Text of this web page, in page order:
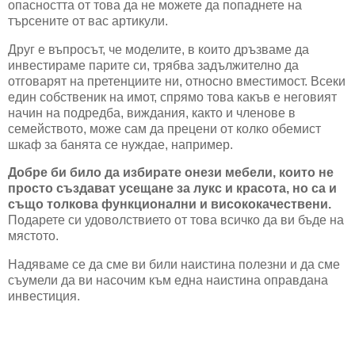
опасността от това да не можете да попаднете на
търсените от вас артикули.
Друг е въпросът, че моделите, в които дръзваме да
инвестираме парите си, трябва задължително да
отговарят на претенциите ни, относно вместимост. Всеки
един собственик на имот, спрямо това какъв е неговият
начин на подредба, виждания, както и членове в
семейството, може сам да прецени от колко обемист
шкаф за банята се нуждае, например.
Добре би било да избирате онези мебели, които не
просто създават усещане за лукс и красота, но са и
също толкова функционални и висококачествени.
Подарете си удоволствието от това всичко да ви бъде на
мястото.
Надяваме се да сме ви били наистина полезни и да сме
съумели да ви насочим към една наистина оправдана
инвестиция.